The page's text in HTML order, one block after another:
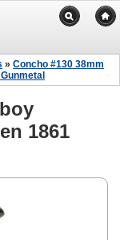
» Concho #130 38mm
1861